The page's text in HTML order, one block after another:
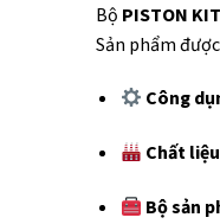
Bộ PISTON
Sản phẩm
Công
Chất
Bộ sản